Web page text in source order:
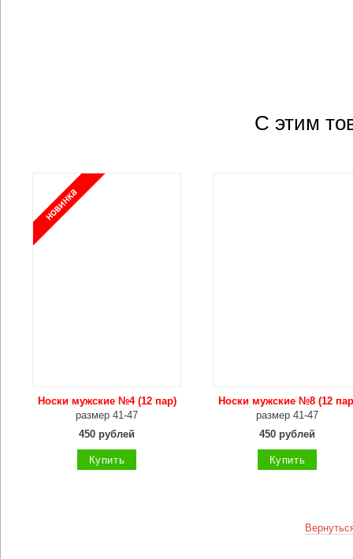
С этим
Носки мужские №4 (12 пар)
размер 41-47
450 рублей
Купить
Носки мужские №8 (12
размер 41-47
450 рублей
Купить